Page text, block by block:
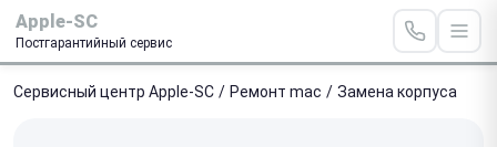
Apple-SC
Постгарантийный сервис
Сервисный центр Apple-SC / Ремонт mac / Замена корпуса